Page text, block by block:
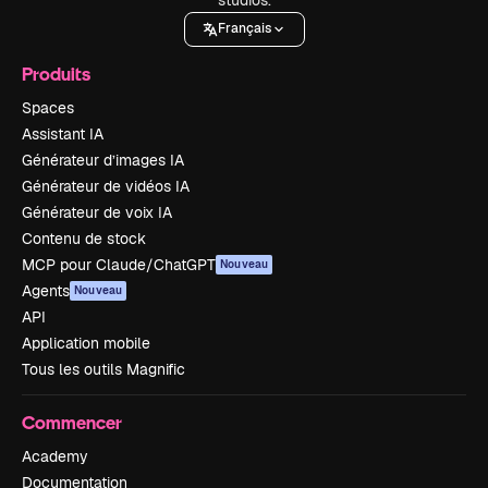
Français
Produits
Spaces
Assistant IA
Générateur d’images IA
Générateur de vidéos IA
Générateur de voix IA
Contenu de stock
MCP pour Claude/ChatGPT Nouveau
Agents Nouveau
API
Application mobile
Tous les outils Magnific
Commencer
Academy
Documentation